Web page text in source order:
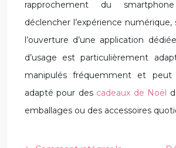
rapprochement du
déclencher l’expérience numérique,
l’ouverture d’une application
d’usage est particulièrement
manipulés fréquemment et
adapté pour des cadeaux de Noël
emballages ou des accessoires